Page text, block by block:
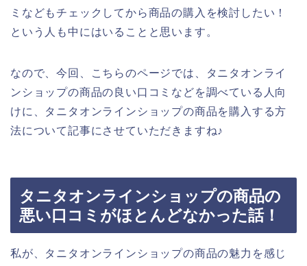
ミなどもチェックしてから商品の購入を検討したい！
という人も中にはいることと思います。
なので、今回、こちらのページでは、タニタオンライ
ンショップの商品の良い口コミなどを調べている人向
けに、タニタオンラインショップの商品を購入する方
法について記事にさせていただきますね♪
タニタオンラインショップの商品の
悪い口コミがほとんどなかった話！
私が、タニタオンラインショップの商品の魅力を感じ